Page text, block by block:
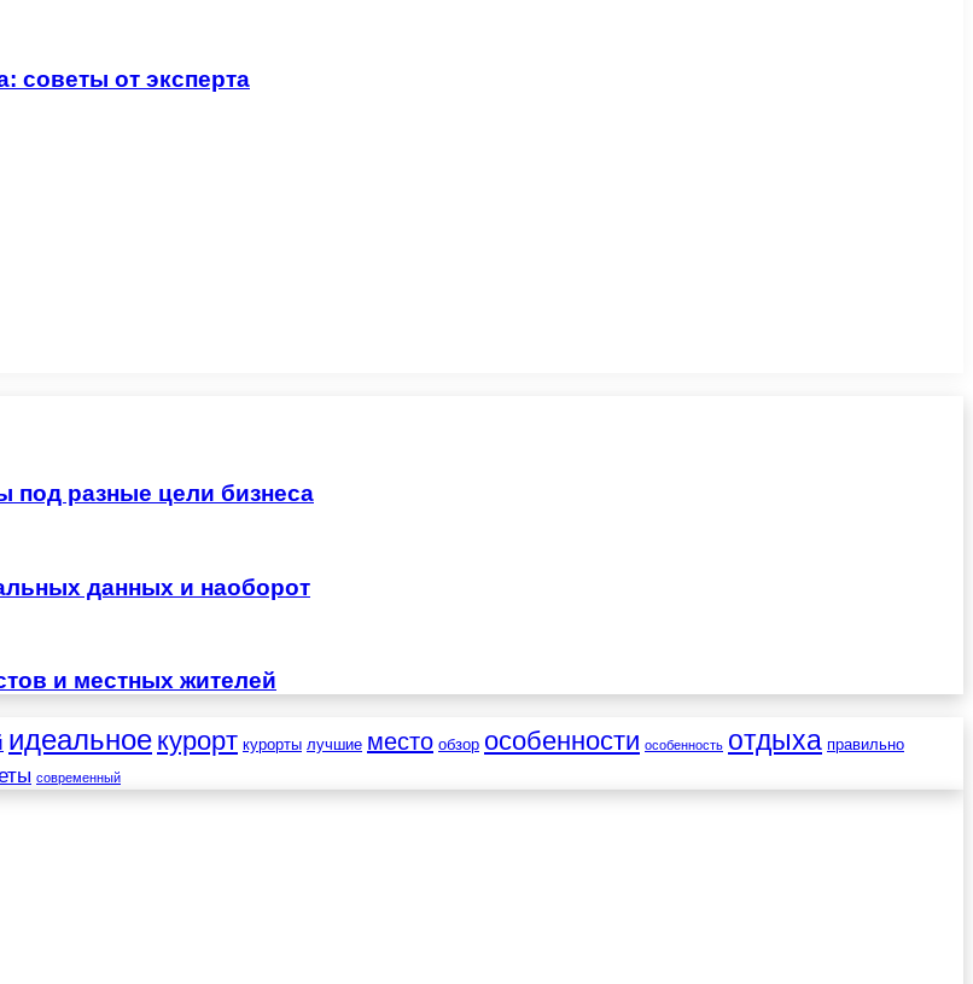
советы от эксперта
под разные цели бизнеса
данных и наоборот
и местных жителей
идеальное курорт курорты лучшие место обзор особенности особенность отдыха правильно
современный